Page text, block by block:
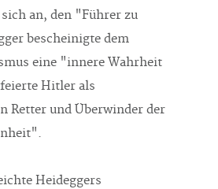
an, den "Führer zu
bescheinigte dem
eine "innere Wahrheit
Hitler als
Retter und Überwinder der
Heideggers